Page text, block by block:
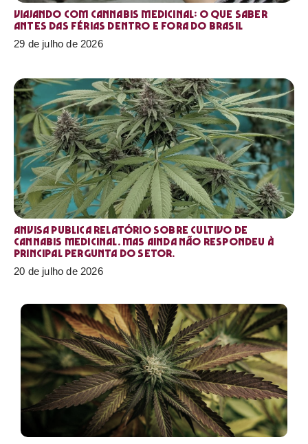
Viajando com cannabis medicinal: o que saber
antes das férias dentro e fora do Brasil
29 de julho de 2026
Anvisa publica relatório sobre cultivo de
Cannabis medicinal. Mas ainda não respondeu à
principal pergunta do setor.
20 de julho de 2026